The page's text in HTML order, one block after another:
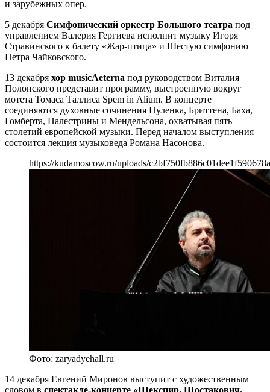
и зарубежных опер.
5 декабря Симфонический оркестр Большого театра под
управлением Валерия Гергиева исполнит музыку Игоря
Стравинского к балету «Жар-птица» и Шестую симфонию
Петра Чайковского.
13 декабря хор musicAeterna под руководством Виталия
Полонского представит программу, выстроенную вокруг
мотета Томаса Таллиса Spem in Alium. В концерте
соединяются духовные сочинения Пуленка, Бриттена, Баха,
Гомберта, Палестрины и Мендельсона, охватывая пять
столетий европейской музыки. Перед началом выступления
состоится лекция музыковеда Романа Насонова.
https://kudamoscow.ru/uploads/
Фото: zaryadyehall.ru
14 декабря Евгений Миронов выступит с художественным
словом в спектакле-концерте «Шекспир. Шостакович.